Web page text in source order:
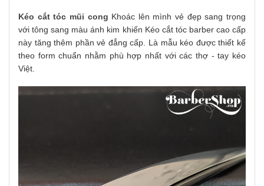
Kéo cắt tóc mũi cong Khoác lên mình vẻ đẹp sang trọng
với tông sang màu ánh kim khiến Kéo cắt tóc barber cao cấp
này tăng thêm phần vẻ đẳng cấp. Là mẫu kéo được thiết kế
theo form chuẩn nhằm phù hợp nhất với các thợ - tay kéo
Việt.